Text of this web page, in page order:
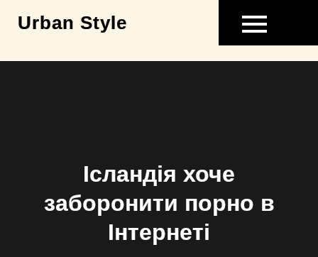
Urban Style
Ісландія хоче
заборонити порно в
Інтернеті